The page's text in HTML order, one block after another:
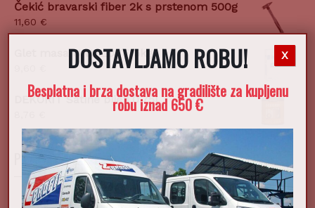
Čekić bravarski fiber 2k s prstenom 500g
11,60 €
Glet masa UNIFLOTT 5kg
DEKORIT Satine bijeli 0,75l
POSTANI DIO NAŠEG TIMA!
DOSTAVLJAMO ROBU!
Besplatna i brza dostava na gradilište za kupljenu
robu iznad 650 €
X